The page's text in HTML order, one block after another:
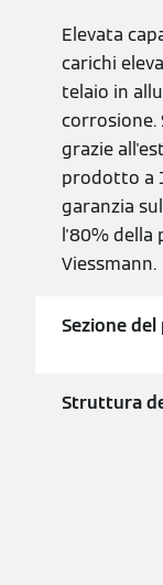
Elevata
carichi
telaio in
corrosione.
grazie
prodotto a
garanzia
l'80% della
Viessmann.
Sezione
Struttura